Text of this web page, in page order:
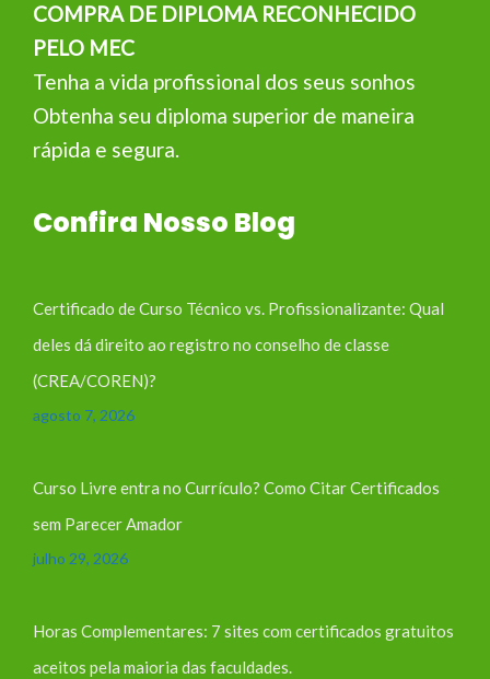
COMPRA DE DIPLOMA RECONHECIDO
PELO MEC
Tenha a vida profissional dos seus sonhos
Obtenha seu diploma superior de maneira
rápida e segura.
Confira Nosso Blog
Certificado de Curso Técnico vs. Profissionalizante: Qual
deles dá direito ao registro no conselho de classe
(CREA/COREN)?
agosto 7, 2026
Curso Livre entra no Currículo? Como Citar Certificados
sem Parecer Amador
julho 29, 2026
Horas Complementares: 7 sites com certificados gratuitos
aceitos pela maioria das faculdades.